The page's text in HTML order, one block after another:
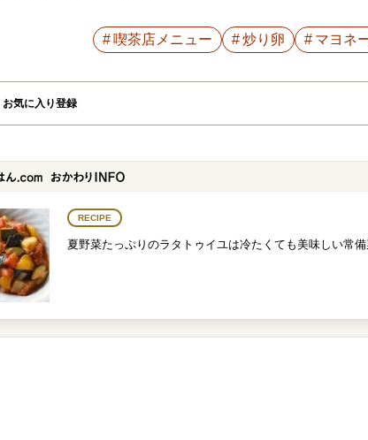
喫茶店メニュー 炒り卵 マヨネ
お気に入り登録
RECIPE
夏野菜たっぷりのラタトゥイユは冷たくても美味しい常